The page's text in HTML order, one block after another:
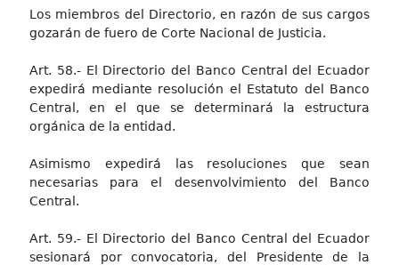
Los miembros del Directorio, en razón de sus cargos
gozarán de fuero de Corte Nacional de Justicia.
Art. 58.- El Directorio del Banco Central del Ecuador
expedirá mediante resolución el Estatuto del Banco
Central, en el que se determinará la estructura
orgánica de la entidad.
Asimismo expedirá las resoluciones que sean
necesarias para el desenvolvimiento del Banco
Central.
Art. 59.- El Directorio del Banco Central del Ecuador
sesionará por convocatoria, del Presidente de la